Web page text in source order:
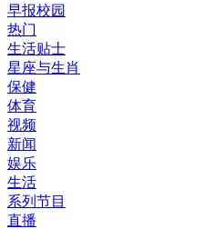
早报校园
热门
生活贴士
星座与生肖
保健
体育
视频
新闻
娱乐
生活
系列节目
直播